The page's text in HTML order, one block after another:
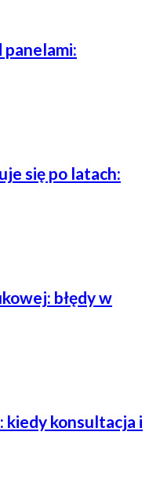
panelami:
się po latach:
błędy w
kiedy konsultacja i